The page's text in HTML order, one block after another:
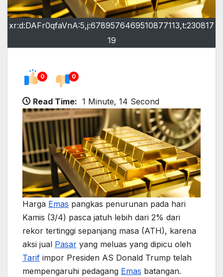
xr:d:DAFr0qfaVnA:5,j:6789576469510877113,t:230817
19
0 0
Read Time: 1 Minute, 14 Second
Harga Emas pangkas penurunan pada hari
Kamis (3/4) pasca jatuh lebih dari 2% dari
rekor tertinggi sepanjang masa (ATH), karena
aksi jual Pasar yang meluas yang dipicu oleh
Tarif impor Presiden AS Donald Trump telah
mempengaruhi pedagang Emas batangan.